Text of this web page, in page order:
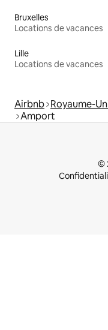
Bruxelles
Locations de vacances
Lille
Locations de vacances
Airbnb Royaume-
Amport
©